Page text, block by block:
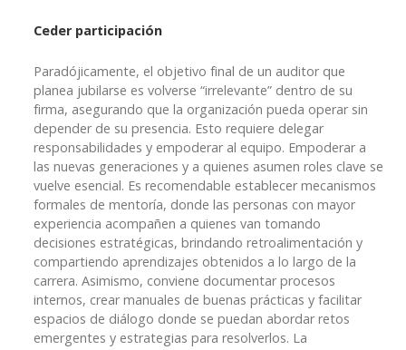
Ceder participación
Paradójicamente, el objetivo final de un auditor que
planea jubilarse es volverse “irrelevante” dentro de su
firma, asegurando que la organización pueda operar sin
depender de su presencia. Esto requiere delegar
responsabilidades y empoderar al equipo. Empoderar a
las nuevas generaciones y a quienes asumen roles clave se
vuelve esencial. Es recomendable establecer mecanismos
formales de mentoría, donde las personas con mayor
experiencia acompañen a quienes van tomando
decisiones estratégicas, brindando retroalimentación y
compartiendo aprendizajes obtenidos a lo largo de la
carrera. Asimismo, conviene documentar procesos
internos, crear manuales de buenas prácticas y facilitar
espacios de diálogo donde se puedan abordar retos
emergentes y estrategias para resolverlos. La